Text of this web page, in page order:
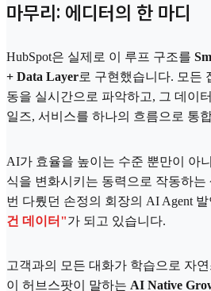
마무리: 에디터의 한 마디
HubSpot은 실제로 이 루프 구조를
+ Data Layer로 구현했습니다. 모든
동을 실시간으로 파악하고, 그 데이
일즈, 서비스를 하나의 흐름으로 통
AI가 효율을 높이는 수준 뿐만이 아
식을 변화시키는 동력으로 작동하
번 다뤘던 손정의 회장의 AI Agent
건 데이터"가 되고 있습니다.
고객과의 모든 대화가 학습으로 자
이 허브스팟이 말하는 AI Native